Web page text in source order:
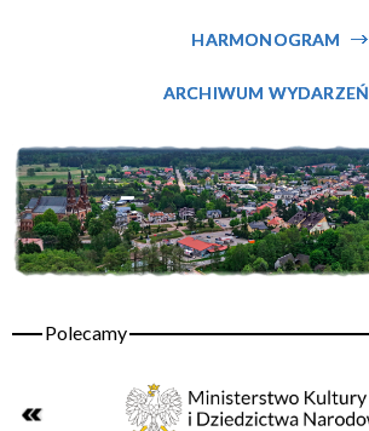
HARMONOGRAM
ARCHIWUM WYDARZEŃ